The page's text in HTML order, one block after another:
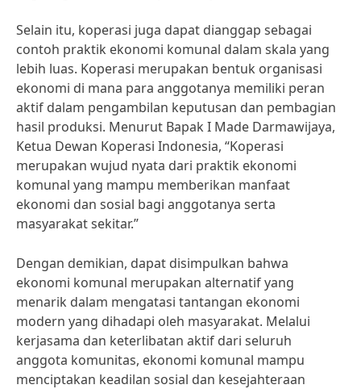
Selain itu, koperasi juga dapat dianggap sebagai
contoh praktik ekonomi komunal dalam skala yang
lebih luas. Koperasi merupakan bentuk organisasi
ekonomi di mana para anggotanya memiliki peran
aktif dalam pengambilan keputusan dan pembagian
hasil produksi. Menurut Bapak I Made Darmawijaya,
Ketua Dewan Koperasi Indonesia, “Koperasi
merupakan wujud nyata dari praktik ekonomi
komunal yang mampu memberikan manfaat
ekonomi dan sosial bagi anggotanya serta
masyarakat sekitar.”
Dengan demikian, dapat disimpulkan bahwa
ekonomi komunal merupakan alternatif yang
menarik dalam mengatasi tantangan ekonomi
modern yang dihadapi oleh masyarakat. Melalui
kerjasama dan keterlibatan aktif dari seluruh
anggota komunitas, ekonomi komunal mampu
menciptakan keadilan sosial dan kesejahteraan